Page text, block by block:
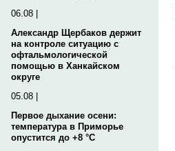
06.08 |
Александр Щербаков держит
на контроле ситуацию с
офтальмологической
помощью в Ханкайском
округе
05.08 |
Первое дыхание осени:
температура в Приморье
опустится до +8 °C